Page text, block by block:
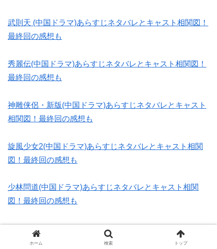
武則天 (中国ドラマ)あらすじネタバレとキャスト相関図！
最終回の感想も
秀麗伝(中国ドラマ)あらすじネタバレとキャスト相関図！
最終回の感想も
神雕侠侶・新版(中国ドラマ)あらすじネタバレとキャスト
相関図！最終回の感想も
旋風少女2(中国ドラマ)あらすじネタバレとキャスト相関
図！最終回の感想も
少林問道(中国ドラマ)あらすじネタバレとキャスト相関
図！最終回の感想も
酔麗花～エターナル・ラブ～(中国ドラマ)あらすじネタバ
レとキャスト相関図！最終回の感想も
ホーム 検索 トップ